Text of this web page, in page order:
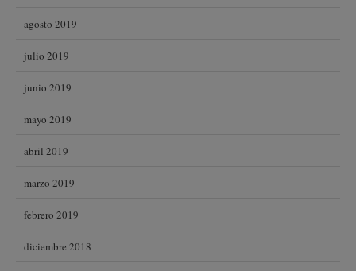
agosto 2019
julio 2019
junio 2019
mayo 2019
abril 2019
marzo 2019
febrero 2019
diciembre 2018